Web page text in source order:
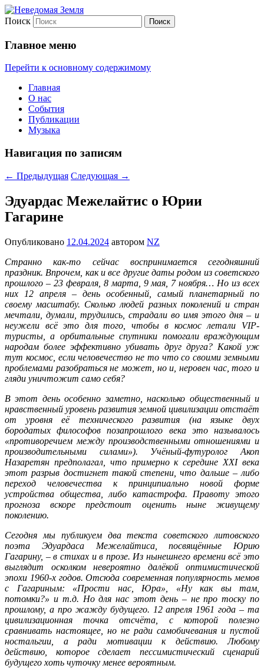
Неведомая Земля
Поиск
Главное меню
Перейти к основному содержимому
Главная
О нас
События
Публикации
Музыка
Навигация по записям
← Предыдущая Следующая →
Эдуардас Межелайтис о Юрии
Гагарине
Опубликовано 12.04.2024 автором NZ
Странно как-то сейчас воспринимается сегодняшний
праздник. Впрочем, как и все другие даты родом из советского
прошлого – 23 февраля, 8 марта, 9 мая, 7 ноября… Но из всех
них 12 апреля – день особенный, самый планетарный по
своему масштабу. Сколько людей разных поколений и стран
мечтали, думали, трудились, страдали во имя этого дня – и
неужели всё это для того, чтобы в космос летали VIP-
туристы, а орбитальные спутники помогали враждующим
народам более эффективно убивать друг друга? Какой уж
тут космос, если человечество не то что со своими земными
проблемами разобраться не может, но и, неровен час, того и
гляди уничтожит само себя?
В этот день особенно заметно, насколько общественный и
нравственный уровень развития земной цивилизации отстаёт
от уровня её технического развития (на языке двух
бородатых философов позапрошлого века это называлось
«противоречием между производственными отношениями и
производительными силами»). Учёный-футуролог Акоп
Назаретян предполагал, что примерно к середине XXI века
этот разрыв достигнет такой степени, что дальше – либо
переход человечества к принципиально новой форме
устройства общества, либо катастрофа. Правоту этого
прогноза вскоре предстоит оценить ныне живущему
поколению.
Сегодня мы публикуем два текста советского литовского
поэта Эдуардаса Межелайтиса, посвящённые Юрию
Гагарину, – в стихах и в прозе. Из нынешнего времени всё это
выглядит осколком невероятно далёкой оптимистической
эпохи 1960-х годов. Отсюда современная популярность мемов
с Гагариным: «Прости нас, Юра», «Ну как вы там,
потомки?» и т.д. Но для нас этот день – не про тоску по
прошлому, а про жажду будущего. 12 апреля 1961 года – та
цивилизационная точка отсчёта, с которой полезно
сравнивать настоящее, но не ради самобичевания и пустой
ностальгии, а ради мотивации к действию. Любому
действию, которое сделает пессимистический сценарий
будущего хоть чуточку менее вероятным.